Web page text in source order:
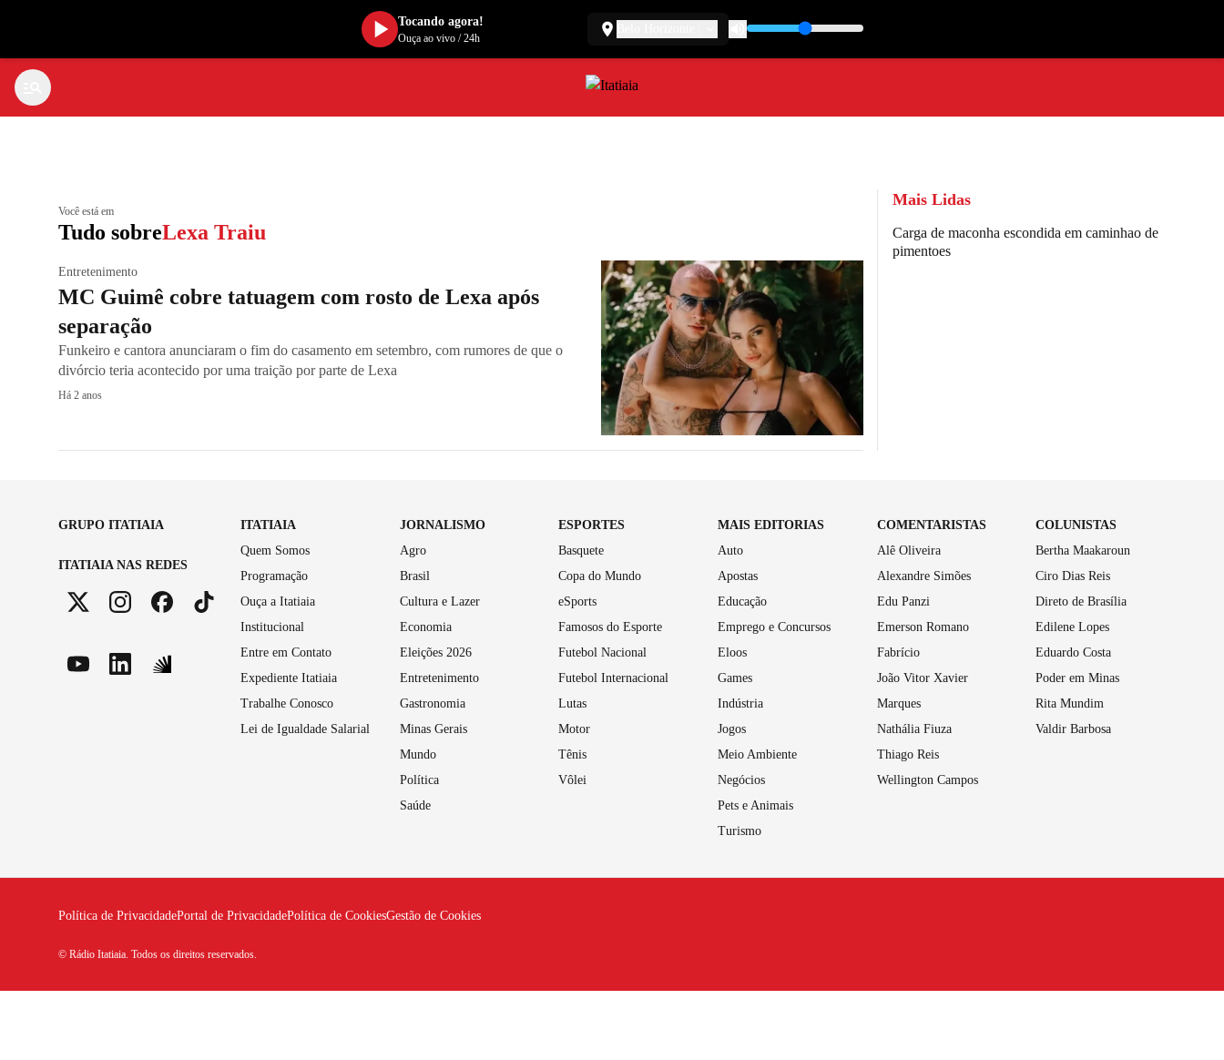
Você está em
Tudo sobreLexa Traiu
Entretenimento
MC Guimê cobre tatuagem com rosto de Lexa após
separação
Funkeiro e cantora anunciaram o fim do casamento em setembro, com rumores de que o
divórcio teria acontecido por uma traição por parte de Lexa
Há 2 anos
Mais Lidas
Carga de maconha escondida em caminhao de
pimentoes
GRUPO ITATIAIA
ITATIAIA NAS REDES
ITATIAIA
Quem Somos
Programação
Ouça a Itatiaia
Institucional
Entre em Contato
Expediente Itatiaia
Trabalhe Conosco
Lei de Igualdade Salarial
JORNALISMO
Agro
Brasil
Cultura e Lazer
Economia
Eleições 2026
Entretenimento
Gastronomia
Minas Gerais
Mundo
Política
Saúde
ESPORTES
Basquete
Copa do Mundo
eSports
Famosos do Esporte
Futebol Nacional
Futebol Internacional
Lutas
Motor
Tênis
Vôlei
MAIS EDITORIAS
Auto
Apostas
Educação
Emprego e Concursos
Eloos
Games
Indústria
Jogos
Meio Ambiente
Negócios
Pets e Animais
Turismo
COMENTARISTAS
Alê Oliveira
Alexandre Simões
Edu Panzi
Emerson Romano
Fabrício
João Vitor Xavier
Marques
Nathália Fiuza
Thiago Reis
Wellington Campos
COLUNISTAS
Bertha Maakaroun
Ciro Dias Reis
Direto de Brasília
Edilene Lopes
Eduardo Costa
Poder em Minas
Rita Mundim
Valdir Barbosa
Política de PrivacidadePortal de PrivacidadePolítica de CookiesGestão de Cookies
© Rádio Itatiaia. Todos os direitos reservados.
Tocando agora!
Ouça ao vivo/24h